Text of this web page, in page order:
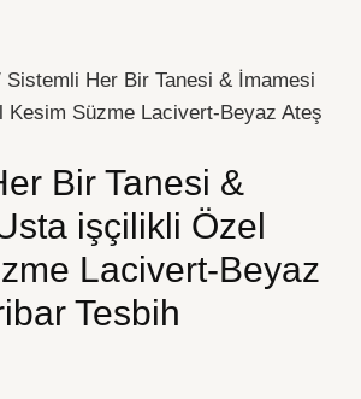
Sistemli Her Bir Tanesi & İmamesi
Süzme Lacivert-Beyaz Ateş
Bir Tanesi &
işçilikli Özel
Lacivert-Beyaz
Tesbih